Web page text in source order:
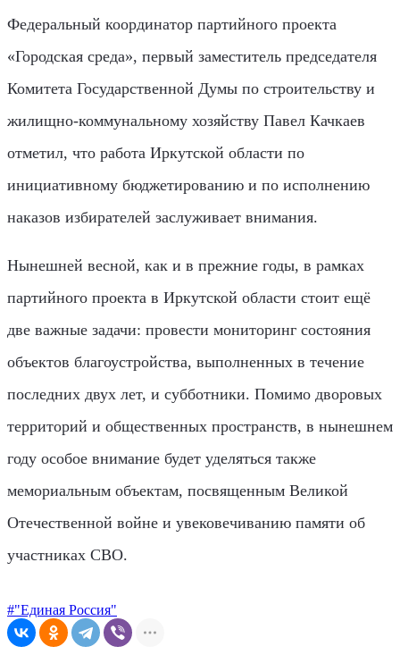
Федеральный координатор партийного проекта
«Городская среда», первый заместитель председателя
Комитета Государственной Думы по строительству и
жилищно-коммунальному хозяйству Павел Качкаев
отметил, что работа Иркутской области по
инициативному бюджетированию и по исполнению
наказов избирателей заслуживает внимания.
Нынешней весной, как и в прежние годы, в рамках
партийного проекта в Иркутской области стоит ещё
две важные задачи: провести мониторинг состояния
объектов благоустройства, выполненных в течение
последних двух лет, и субботники. Помимо дворовых
территорий и общественных пространств, в нынешнем
году особое внимание будет уделяться также
мемориальным объектам, посвященным Великой
Отечественной войне и увековечиванию памяти об
участниках СВО.
#"Единая Россия"